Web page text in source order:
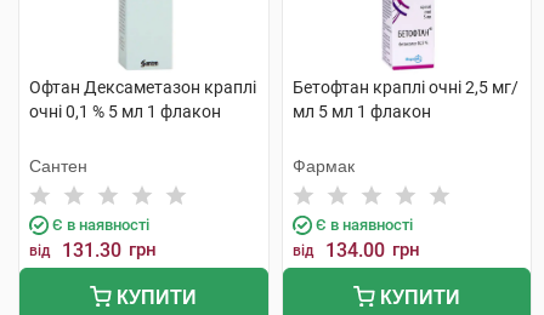
Офтан Дексаметазон краплі
очні 0,1 % 5 мл 1 флакон
Сантен
Є в наявності
від 131.30 грн
КУПИТИ
Бетофтан краплі очні 2,5 мг/
мл 5 мл 1 флакон
Фармак
Є в наявності
від 134.00 грн
КУПИТИ